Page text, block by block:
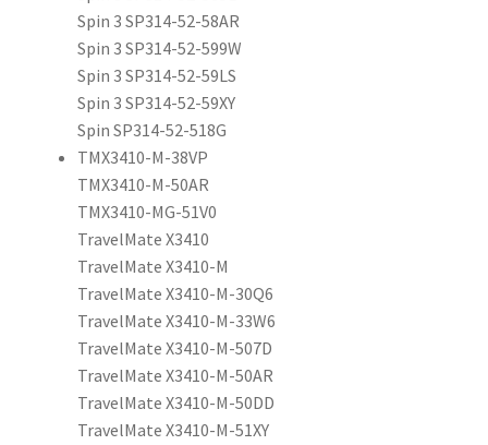
Spin 3 SP314-52-58AR
Spin 3 SP314-52-599W
Spin 3 SP314-52-59LS
Spin 3 SP314-52-59XY
Spin SP314-52-518G
TMX3410-M-38VP
TMX3410-M-50AR
TMX3410-MG-51V0
TravelMate X3410
TravelMate X3410-M
TravelMate X3410-M-30Q6
TravelMate X3410-M-33W6
TravelMate X3410-M-507D
TravelMate X3410-M-50AR
TravelMate X3410-M-50DD
TravelMate X3410-M-51XY